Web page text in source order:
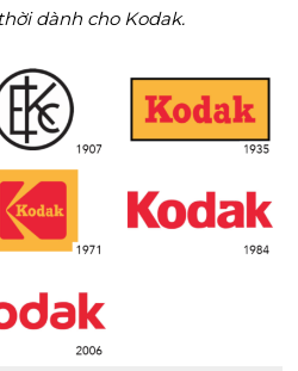
dành cho Kodak.